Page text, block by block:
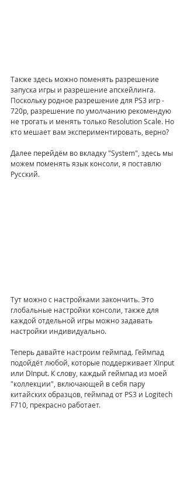
Также здесь можно поменять разрешение
запуска игры и разрешение апскейлинга.
Поскольку родное разрешение для PS3 игр -
720p, разрешение по умолчанию рекомендую
не трогать и менять только Resolution Scale. Но
кто мешает вам экспериментировать, верно?
Далее перейдём во вкладку "System", здесь мы
можем поменять язык консоли, я поставлю
Русский.
Тут можно с настройками закончить. Это
глобальные настройки консоли, также для
каждой отдельной игры можно задавать
настройки индивидуально.
Теперь давайте настроим геймпад. Геймпад
подойдёт любой, которые поддерживает XInput
или DInput. К слову, каждый геймпад из моей
"коллекции", включающей в себя пару
китайских образцов, геймпад от PS3 и Logitech
F710, прекрасно работает.